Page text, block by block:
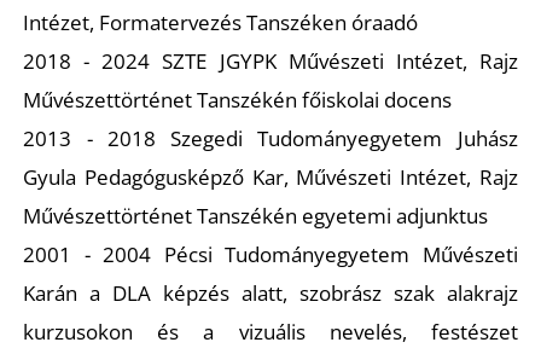
Intézet, Formatervezés Tanszéken óraadó
2018 - 2024 SZTE JGYPK Művészeti Intézet, Rajz
Művészettörténet Tanszékén főiskolai docens
2013 - 2018 Szegedi Tudományegyetem Juhász
Gyula Pedagógusképző Kar, Művészeti Intézet, Rajz
Művészettörténet Tanszékén egyetemi adjunktus
2001 - 2004 Pécsi Tudományegyetem Művészeti
Karán a DLA képzés alatt, szobrász szak alakrajz
kurzusokon és a vizuális nevelés, festészet